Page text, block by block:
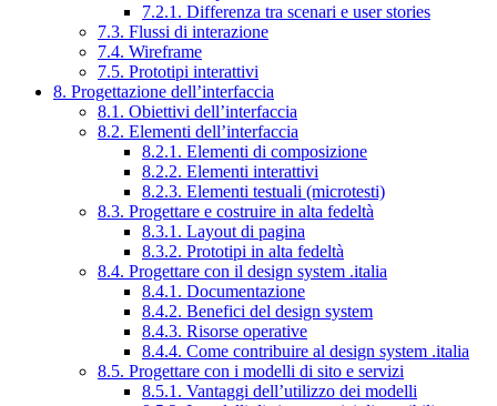
7.2.1. Differenza tra scenari e user stories
7.3. Flussi di interazione
7.4. Wireframe
7.5. Prototipi interattivi
8. Progettazione dell’interfaccia
8.1. Obiettivi dell’interfaccia
8.2. Elementi dell’interfaccia
8.2.1. Elementi di composizione
8.2.2. Elementi interattivi
8.2.3. Elementi testuali (microtesti)
8.3. Progettare e costruire in alta fedeltà
8.3.1. Layout di pagina
8.3.2. Prototipi in alta fedeltà
8.4. Progettare con il design system .italia
8.4.1. Documentazione
8.4.2. Benefici del design system
8.4.3. Risorse operative
8.4.4. Come contribuire al design system .italia
8.5. Progettare con i modelli di sito e servizi
8.5.1. Vantaggi dell’utilizzo dei modelli